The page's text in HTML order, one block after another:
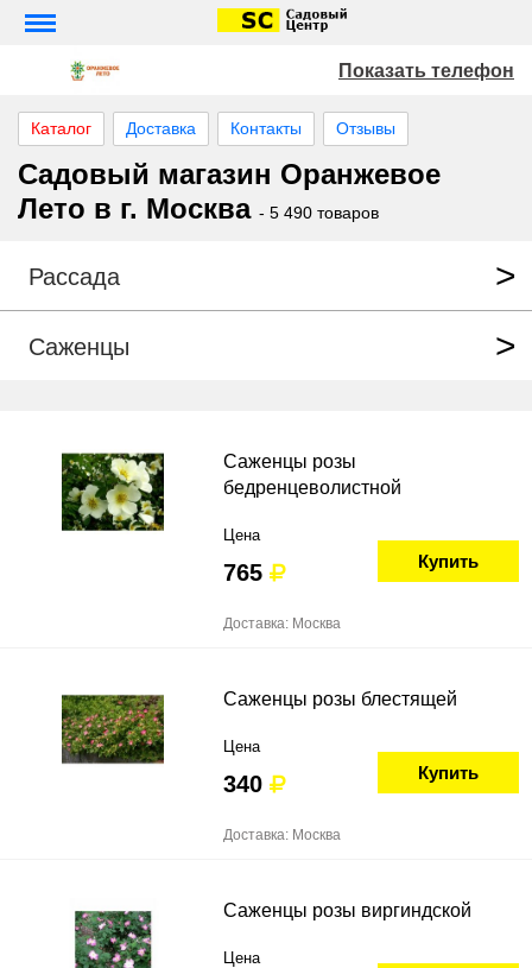
Показать телефон
Каталог Доставка Контакты Отзывы
Садовый магазин Оранжевое
Лето в г. Москва - 5 490 товаров
Рассада
Саженцы
Саженцы розы
бедренцеволистной
Цена
765 Купить
Доставка: Москва
Саженцы розы блестящей
Цена
340 Купить
Доставка: Москва
Саженцы розы виргиндской
Цена